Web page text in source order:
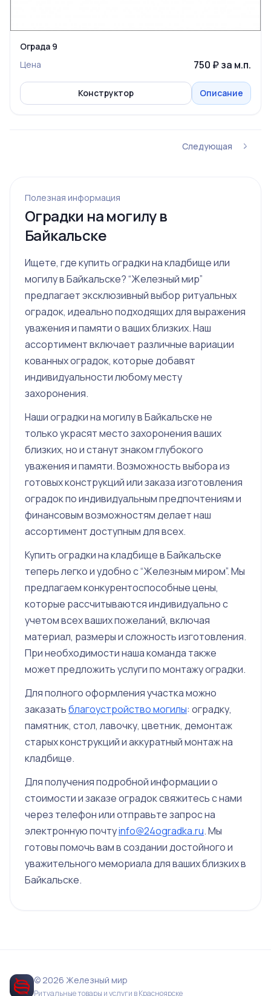
Ограда 9
Цена
750 ₽ за м.п.
Конструктор Описание
Следующая
Полезная информация
Оградки на могилу в
Байкальске
Ищете, где купить оградки на кладбище или
могилу в Байкальске? “Железный мир”
предлагает эксклюзивный выбор ритуальных
оградок, идеально подходящих для выражения
уважения и памяти о ваших близких. Наш
ассортимент включает различные вариации
кованных оградок, которые добавят
индивидуальности любому месту
захоронения.
Наши оградки на могилу в Байкальске не
только украсят место захоронения ваших
близких, но и станут знаком глубокого
уважения и памяти. Возможность выбора из
готовых конструкций или заказа изготовления
оградок по индивидуальным предпочтениям и
финансовым возможностям делает наш
ассортимент доступным для всех.
Купить оградки на кладбище в Байкальске
теперь легко и удобно с “Железным миром”. Мы
предлагаем конкурентоспособные цены,
которые рассчитываются индивидуально с
учетом всех ваших пожеланий, включая
материал, размеры и сложность изготовления.
При необходимости наша команда также
может предложить услуги по монтажу оградки.
Для полного оформления участка можно
заказатьблагоустройство могилы: оградку,
памятник, стол, лавочку, цветник, демонтаж
старых конструкций и аккуратный монтаж на
кладбище.
Для получения подробной информации о
стоимости и заказе оградок свяжитесь с нами
через телефон или отправьте запрос на
электронную почтуinfo@24ogradka.ru. Мы
готовы помочь вам в создании достойного и
уважительного мемориала для ваших близких в
Байкальске.
© 2026 Железный мир
Ритуальные товары и услуги в Красноярске